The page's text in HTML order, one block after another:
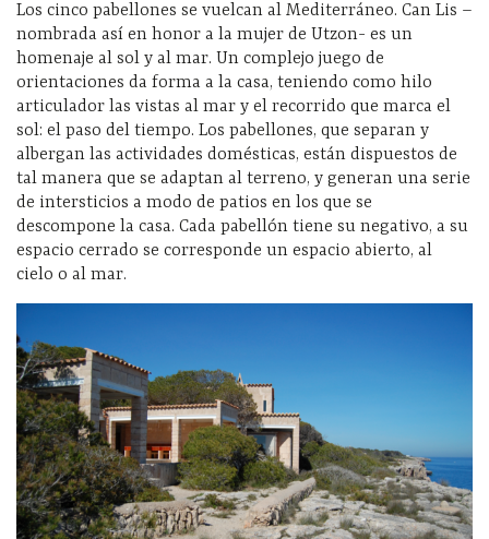
Los cinco pabellones se vuelcan al Mediterráneo. Can Lis –
nombrada así en honor a la mujer de Utzon- es un
homenaje al sol y al mar. Un complejo juego de
orientaciones da forma a la casa, teniendo como hilo
articulador las vistas al mar y el recorrido que marca el
sol: el paso del tiempo. Los pabellones, que separan y
albergan las actividades domésticas, están dispuestos de
tal manera que se adaptan al terreno, y generan una serie
de intersticios a modo de patios en los que se
descompone la casa. Cada pabellón tiene su negativo, a su
espacio cerrado se corresponde un espacio abierto, al
cielo o al mar.